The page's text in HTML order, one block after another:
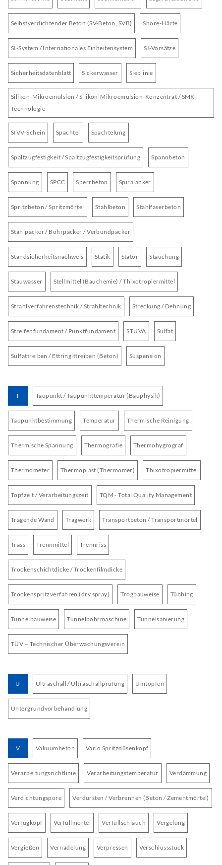
Selbstverdichtender Beton (SV-Beton, SVB) Shore-Härte
SI-System / Internationales Einheitensystem SI-Vorsätze
Sicherheitsdatenblatt Sickerwasser Sieblinie
Silikon-Mikroemulsion / Silikon-Mikroemulsion-Konzentrat / SMK-
Technologie
SIVV-Schein Spachtel Spachtelung
Spaltzugfestigkeit / Spaltzugfestigkeitsprüfung Spannbeton
Spannung SPCC Sperrbeton Spiralanker
Spritzbeton / Spritzmörtel Stahlbeton Stahlfaserbeton
Stahlpacker / Bohrpacker / Verbundpacker
Standsicherheitsnachweis Statik Stator Stauchung
Stauwasser Stellmittel (Bauchemie) / Thixotropiermittel
Strahlverfahrenstechnik / Strahltechnik Streckung / Dehnung
Streifenfundament / Punktfundament STUVA Sulfat
Sulfattreiben / Ettringittreiben (Beton) Suspension
T Taupunkt / Taupunkttemperatur (Bauphysik)
Taupunktbestimmung Temperatur Thermische Reinigung
Thermische Spannung Thermografie Thermohygrograf
Thermometer Thermoplast (Thermomer) Thixotropiermittel
Topfzeit / Verarbeitungszeit TQM - Total Quality Management
Tragende Wand Tragwerk Transportbeton / Transportmörtel
Trass Trennmittel Trennriss
Trockenschichtdicke / Trockenfilmdicke
Trockenspritzverfahren (dry spray) Trogbauweise Tübbing
Tunnelbauweise Tunnelbohrmaschine Tunnelsanierung
TÜV – Technischer Überwachungsverein
U Ultraschall / Ultraschallprüfung Umtopfen
Untergrundvorbehandlung
V Vakuumbeton Vario Spritzdüsenkopf
Verarbeitungsrichtlinie Verarbeitungstemperatur Verdämmung
Verdichtungspore Verdursten / Verbrennen (Beton / Zementmörtel)
Verfugkopf Verfüllmörtel Verfüllschlauch Vergelung
Vergießen Vernadelung Verpressen Verschlussstück